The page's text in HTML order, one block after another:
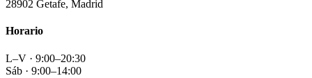
28902 Getafe, Madrid
Horario
L–V · 9:00–20:30
Sáb · 9:00–14:00